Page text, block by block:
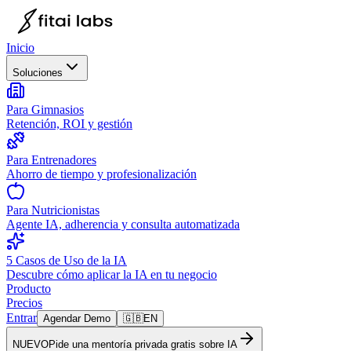
Inicio
Soluciones
Para Gimnasios
Retención, ROI y gestión
Para Entrenadores
Ahorro de tiempo y profesionalización
Para Nutricionistas
Agente IA, adherencia y consulta automatizada
5 Casos de Uso de la IA
Descubre cómo aplicar la IA en tu negocio
Producto
Precios
Entrar Agendar Demo 🇬🇧EN
NUEVOPide una mentoría privada gratis sobre IA